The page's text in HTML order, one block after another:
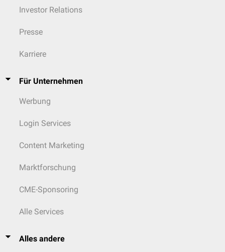
Investor Relations
Presse
Karriere
Für Unternehmen
Werbung
Login Services
Content Marketing
Marktforschung
CME-Sponsoring
Alle Services
Alles andere